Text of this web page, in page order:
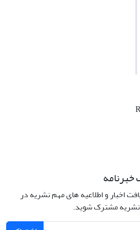
خبرنامه
اخبار و اطلاعیه های مهم نشریه در
نشریه مشترک شوید.